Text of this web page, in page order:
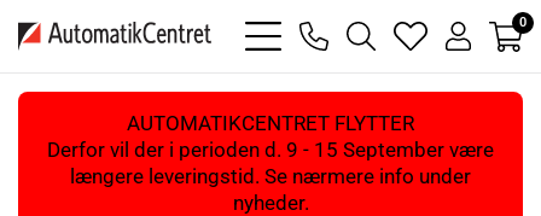
bars
light
phone
magnifying
glass
heart
light
user
light
0
AUTOMATIKCENTRET FLYTTER
Derfor vil der i perioden d. 9 - 15 September være
længere leveringstid. Se nærmere info under
nyheder.